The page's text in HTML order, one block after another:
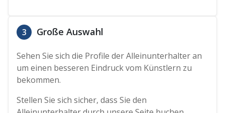
3 Große Auswahl
Sehen Sie sich die Profile der Alleinunterhalter an
um einen besseren Eindruck vom Künstlern zu
bekommen.
Stellen Sie sich sicher, dass Sie den